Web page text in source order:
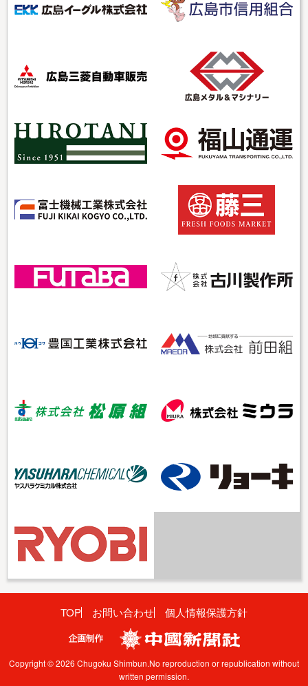
TOP お問い合わせ 個人情報保護方針
Copyright © 2026 Chugoku Shimbun.No reproduction or republication without
written permission.